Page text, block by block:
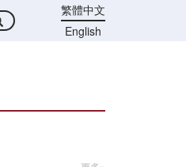
繁體中文
English